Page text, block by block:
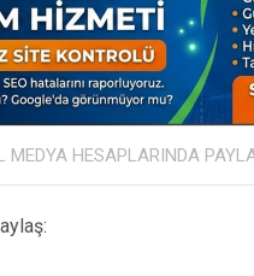
MEDYA HESAPLARINDA